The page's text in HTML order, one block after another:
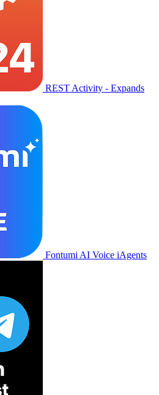
REST Activity - Expands
Fontumi AI Voice iAgents